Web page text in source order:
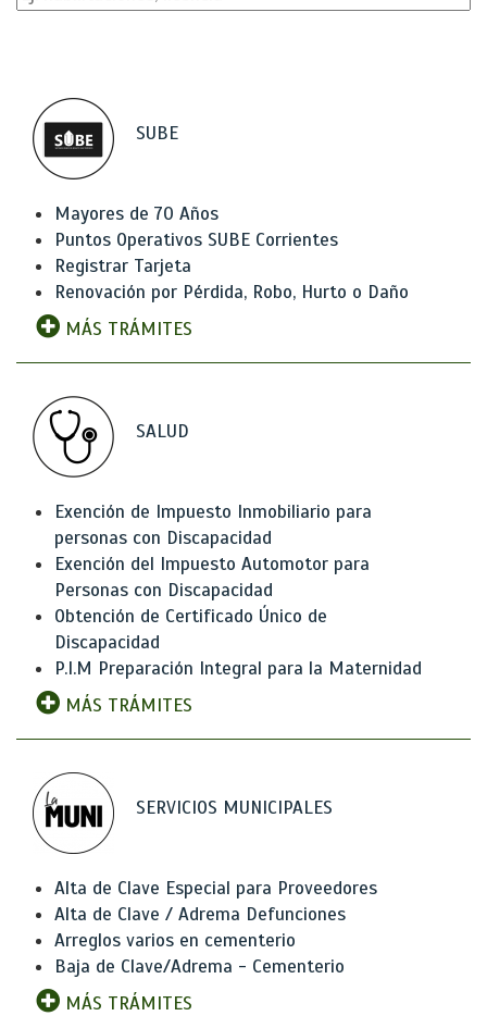
SUBE
Mayores de 70 Años
Puntos Operativos SUBE Corrientes
Registrar Tarjeta
Renovación por Pérdida, Robo, Hurto o Daño
MÁS TRÁMITES
SALUD
Exención de Impuesto Inmobiliario para
personas con Discapacidad
Exención del Impuesto Automotor para
Personas con Discapacidad
Obtención de Certificado Único de
Discapacidad
P.I.M Preparación Integral para la Maternidad
MÁS TRÁMITES
SERVICIOS MUNICIPALES
Alta de Clave Especial para Proveedores
Alta de Clave / Adrema Defunciones
Arreglos varios en cementerio
Baja de Clave/Adrema - Cementerio
MÁS TRÁMITES